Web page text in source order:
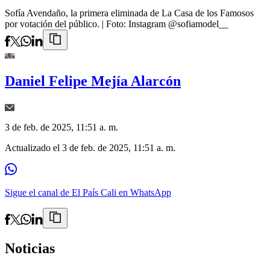
Sofía Avendaño, la primera eliminada de La Casa de los Famosos
por votación del público. | Foto: Instagram @sofiamodel__
Daniel Felipe Mejía Alarcón
3 de feb. de 2025, 11:51 a. m.
Actualizado el 3 de feb. de 2025, 11:51 a. m.
Sigue el canal de El País Cali en WhatsApp
Noticias